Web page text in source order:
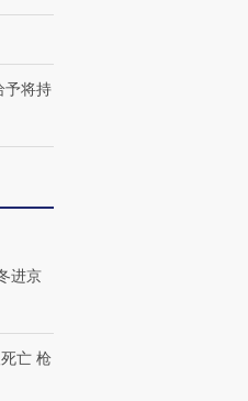
予将持
进京
亡 枪